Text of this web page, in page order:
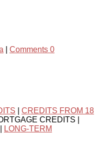
Comments 0
CREDITS FROM 18
CREDITS |
LONG-TERM